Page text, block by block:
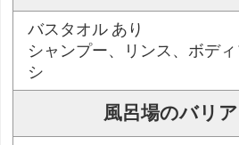
バスタオル あり
シャンプー、リンス、ボデ
シ
風呂場のバリ